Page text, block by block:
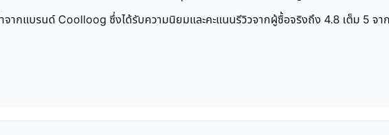
ำจากแบรนด์ Coolloog ซึ่งได้รับความนิยมและคะแนนรีวิวจากผู้ซื้อจริงถึง 4.8 เต็ม 5 จ